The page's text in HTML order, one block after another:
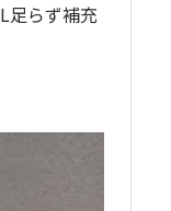
足らず補充